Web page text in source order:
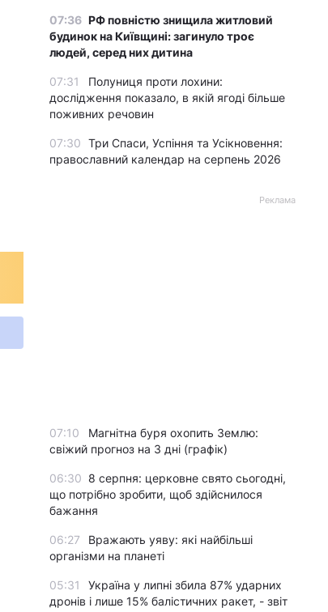
07:36 РФ повністю знищила житловий
будинок на Київщині: загинуло троє
людей, серед них дитина
07:31
Полуниця проти лохини:
дослідження показало, в якій ягоді більше
поживних речовин
07:30 Три Спаси, Успіння та Усікновення:
православний календар на серпень 2026
Реклама
07:10
Магнітна буря охопить Землю:
свіжий прогноз на 3 дні (графік)
06:30 8 серпня: церковне свято сьогодні,
що потрібно зробити, щоб здійснилося
бажання
06:27
Вражають уяву: які найбільші
організми на планеті
05:31
Україна у липні збила 87% ударних
дронів і лише 15% балістичних ракет, - звіт